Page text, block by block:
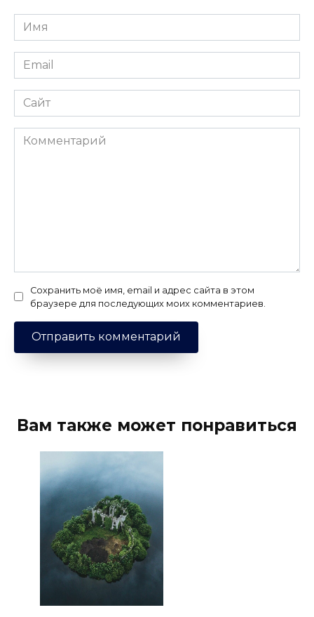
Имя
*
Email
*
Сайт
Комментарий
Сохранить моё имя, email и адрес сайта в этом
браузере для последующих моих комментариев.
Вам также может понравиться